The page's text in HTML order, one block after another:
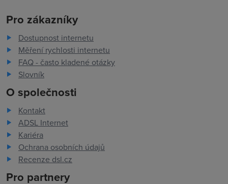
Pro zákazníky
Dostupnost internetu
Měření rychlosti internetu
FAQ - často kladené otázky
Slovník
O společnosti
Kontakt
ADSL Internet
Kariéra
Ochrana osobních údajů
Recenze dsl.cz
Pro partnery